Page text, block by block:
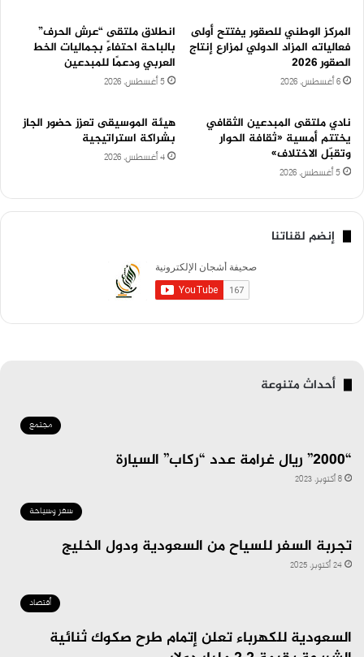
المركز الوطني للصقور يفتتح أولى
فعالياته المزاد الدولي لمزارع إنتاج
الصقور 2026
6 أغسطس، 2026
انطلاق ملتقى “عرش الحرف”
بالباحة احتفاءً بجماليات الخط
العربي ودعمًا للمبدعين
5 أغسطس، 2026
نادي ملتقى المبدعين الثقافي
يختتم أمسية «ثقافة الحوار
وتقبّل الاختلاف»
5 أغسطس، 2026
هيئة الموسيقى تعزز حضور الجاز
بشراكة استراتيجية
4 أغسطس، 2026
إنضم لقناتنا
أحداث متنوعة
مجتمع
“2000” ريال غرامة عدد “ركاب” السيارة
8 أكتوبر، 2023
سفر وسياحة
تجربة السفر للسياح من السعودية ودول الخليج
24 أكتوبر، 2025
أقتصاد
السعودية للكهرباء تعلن إتمام طرح صكوك ثنائية